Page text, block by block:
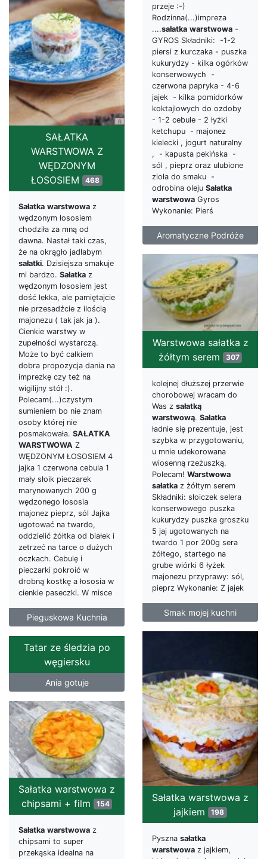
przeje :-)
Rodzinna(...)impreza
....sałatka warstwowa -
GYROS Składniki: -1-2
piersi z kurczaka - puszka
kukurydzy - kilka ogórków
konserwowych -
czerwona papryka - 4-6
jajek - kilka pomidorków
koktajlowych do ozdoby
- 1-2 cebule - 2 łyżki
ketchupu - majonez
kielecki , jogurt naturalny
, - kapusta pekińska -
sól , pieprz oraz ulubione
zioła do smaku -
odrobina oleju Sałatka
warstwowa Gyros
Wykonanie: Pierś
Aromatyczne Podróże
SAŁATKA
WARSTWOWA Z
WĘDZONYM
ŁOSOSIEM 468
Sałatka warstwowa z
wędzonym łososiem
chodziła za mną od
dawna. Nastał taki czas,
że na okrągło jadłabym
sałatki. Dzisiejsza smakuje
mi bardzo. Sałatka z
wędzonym łososiem jest
dość lekka, ale pamiętajcie
nie przesadźcie z ilością
majonezu ( tak jak ja ).
Cienkie warstwy w
zupełności wystarczą.
Może to być całkiem
dobra propozycja dania na
imprezkę czy też na
wigilijny stół :).
Polecam(...)czystym
sumieniem bo nie znam
osoby której nie
posmakowała. SAŁATKA
WARSTWOWA Z
WĘDZONYM ŁOSOSIEM 4
jajka 1 czerwona cebula 1
mały słoik pieczarek
marynowanych 200 g
wędzonego łososia
majonez pieprz, sól Jajka
ugotować na twardo,
oddzielić żółtka od białek i
zetrzeć na tarce o dużych
oczkach. Cebulę i
pieczarki pokroić w
drobną kostkę a łososia w
cienkie paseczki. W misce
Pieguskowa Kuchnia
Warstwowa sałatka z
żółtym serem
307
kolejnej dłuższej przerwie
chorobowej wracam do
Was z sałatką
warstwową. Sałatka
ładnie się prezentuje, jest
szybka w przygotowaniu,
u mnie udekorowana
wiosenną rzeżuszką.
Polecam! Warstwowa
sałatka z żółtym serem
Składniki: słoiczek selera
konserwowego puszka
kukurydzy puszka groszku
5 jaj ugotowanych na
twardo 1 por 200g sera
żółtego, startego na
grube wiórki 6 łyżek
majonezu przyprawy: sól,
pieprz Wykonanie: Z jajek
Smak mojej kuchni
Sałatka warstwowa z
jajkiem 198
Pyszna sałatka
warstwowa z jajkiem,
Tatar ze śledzia po
węgiersku
Ania gotuje
Sałatka warstwowa z
chipsami + film
154
Sałatka warstwowa z
chipsami to super
przekąska idealna na